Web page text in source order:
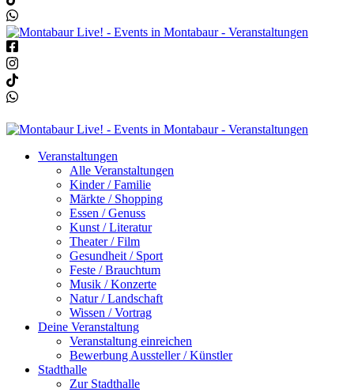
Veranstaltungen
Alle Veranstaltungen
Kinder / Familie
Märkte / Shopping
Essen / Genuss
Kunst / Literatur
Theater / Film
Gesundheit / Sport
Feste / Brauchtum
Musik / Konzerte
Natur / Landschaft
Wissen / Vortrag
Deine Veranstaltung
Veranstaltung einreichen
Bewerbung Aussteller / Künstler
Stadthalle
Zur Stadthalle